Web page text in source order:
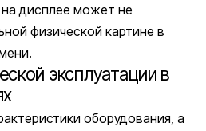
дисплее может не
физической картине в
эксплуатации в
оборудования, а